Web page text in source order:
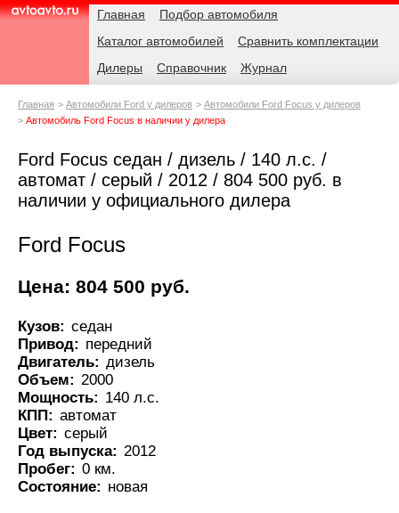
AvtoAvto.ru
Навигация Главная
Подбор автомобиля
Каталог автомобилей
Сравнить комплектации
Дилеры
Справочник Журнал
Родительские
Главная Автомобили Ford у дилеров
Автомобили Ford Focus у дилеров
Автомобиль Ford Focus в наличии у дилера
Ford Focus седан / дизель / 140 л.с. /
автомат / серый / 2012 / 804 500 руб. в
наличии у официального дилера
Ford Focus
Цена: 804 500 руб.
Кузов: седан
Привод: передний
Двигатель: дизель
Объем: 2000
Мощность: 140 л.с.
КПП: автомат
Цвет: серый
Год выпуска: 2012
Пробег: 0 км.
Состояние: новая